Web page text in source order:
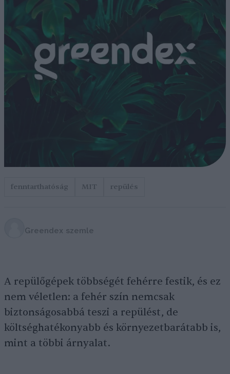
fenntarthatóság MIT repülés
Greendex szemle
A repülőgépek többségét fehérre festik, és ez
nem véletlen: a fehér szín nemcsak
biztonságosabbá teszi a repülést, de
költséghatékonyabb és környezetbarátabb is,
mint a többi árnyalat.